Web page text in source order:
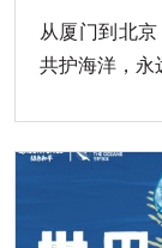
从厦门到北
共护海洋，永